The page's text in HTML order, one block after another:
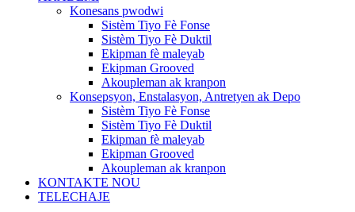
Konesans pwodwi
Sistèm Tiyo Fè Fonse
Sistèm Tiyo Fè Duktil
Ekipman fè maleyab
Ekipman Grooved
Akoupleman ak kranpon
Konsepsyon, Enstalasyon, Antretyen ak Depo
Sistèm Tiyo Fè Fonse
Sistèm Tiyo Fè Duktil
Ekipman fè maleyab
Ekipman Grooved
Akoupleman ak kranpon
KONTAKTE NOU
TELECHAJE